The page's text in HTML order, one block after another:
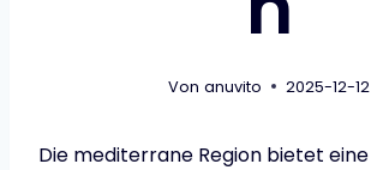
Von anuvito 2025-12-12
Die mediterrane Region bietet eine